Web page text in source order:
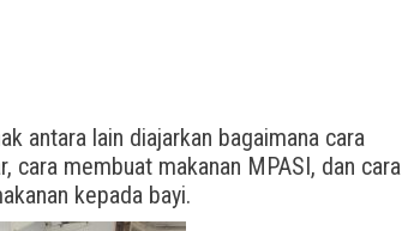
antara lain diajarkan bagaimana cara
cara membuat makanan MPASI, dan cara
kepada bayi.